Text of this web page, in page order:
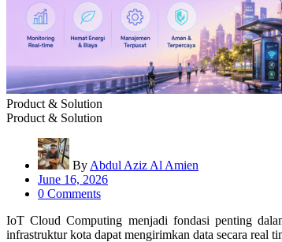
Product & Solution
Product & Solution
By Abdul Aziz Al Amien
June 16, 2026
0 Comments
IoT Cloud Computing menjadi fondasi penting
infrastruktur kota dapat mengirimkan data secara real